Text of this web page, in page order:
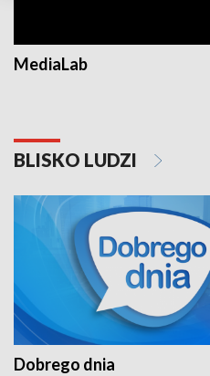
MediaLab
BLISKO LUDZI
Dobrego dnia